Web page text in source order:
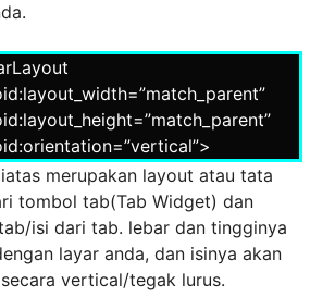
merupakan layout atau tata
tombol tab(Tab Widget) dan
isi dari tab. lebar dan tingginya
layar anda, dan isinya akan
vertical/tegak lurus.